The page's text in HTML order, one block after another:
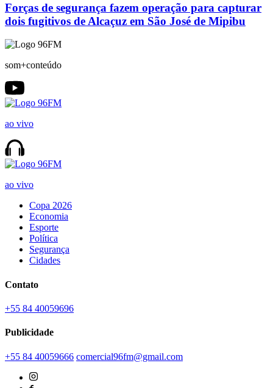
Forças de segurança fazem operação para capturar
dois fugitivos de Alcaçuz em São José de Mipibu
som+conteúdo
ao vivo
ao vivo
Copa 2026
Economia
Esporte
Política
Segurança
Cidades
Contato
+55 84 40059696
Publicidade
+55 84 40059666 comercial96fm@gmail.com